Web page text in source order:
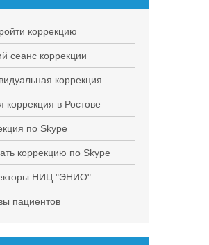
коррекцию
сеанс коррекции
коррекция
коррекция в Ростове
по Skype
коррекцию по Skype
НИЦ "ЭНИО"
пациентов